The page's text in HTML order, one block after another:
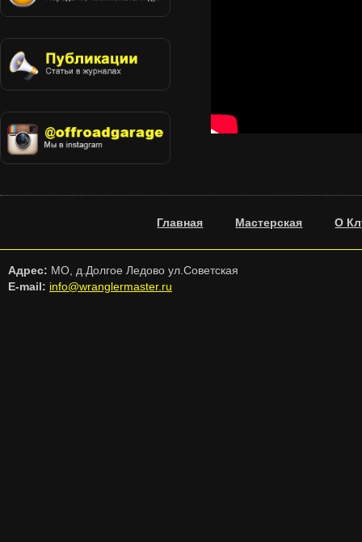
Главная Мастерская О
Адрес: МО, д.Долгое Ледово ул.Советская
E-mail: info@wranglermaster.ru